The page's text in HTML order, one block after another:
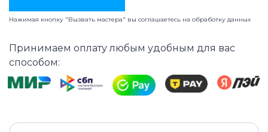
Нажимая кнопку "Вызвать мастера" вы соглашаетесь на обработку данных
Принимаем оплату любым удобным для вас
способом: